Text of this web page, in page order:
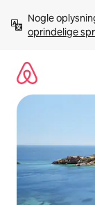
videre
Nogle
oprindelige